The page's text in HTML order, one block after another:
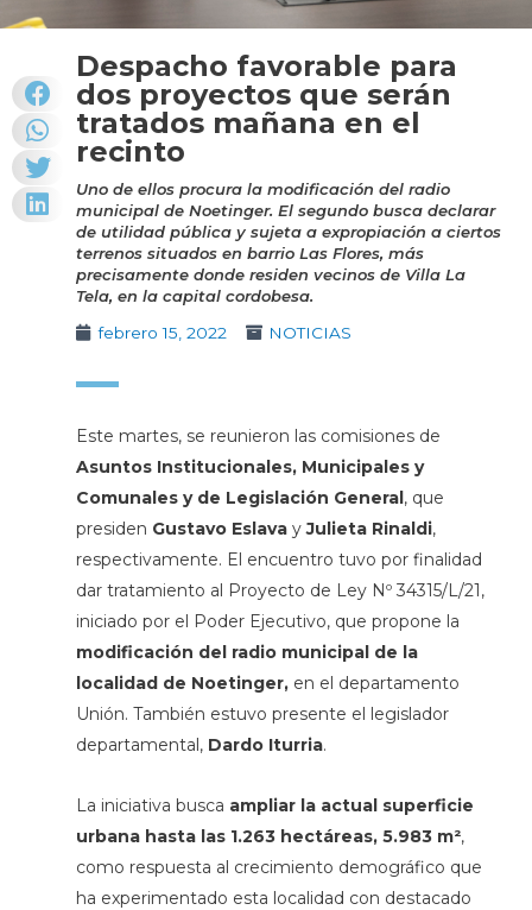
Despacho favorable para
dos proyectos que serán
tratados mañana en el
recinto
Uno de ellos procura la modificación del radio
municipal de Noetinger. El segundo busca declarar
de utilidad pública y sujeta a expropiación a ciertos
terrenos situados en barrio Las Flores, más
precisamente donde residen vecinos de Villa La
Tela, en la capital cordobesa.
febrero 15, 2022
NOTICIAS
Este martes, se reunieron las comisiones de
Asuntos Institucionales, Municipales y
Comunales y de Legislación General, que
presiden Gustavo EslavayJulieta Rinaldi,
respectivamente. El encuentro tuvo por finalidad
dar tratamiento al Proyecto de Ley Nº 34315/L/21,
iniciado por el Poder Ejecutivo, que propone la
modificación del radio municipal de la
localidad de Noetinger,en el departamento
Unión. También estuvo presente el legislador
departamental, Dardo Iturria.
La iniciativa busca ampliar la actual superficie
urbana hasta las 1.263 hectáreas, 5.983 m²,
como respuesta al crecimiento demográfico que
ha experimentado esta localidad con destacado